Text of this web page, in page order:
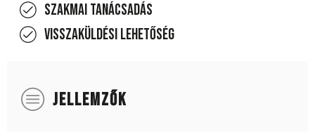
Szakmai tanácsadás
Visszaküldési lehetőség
JELLEMZŐK